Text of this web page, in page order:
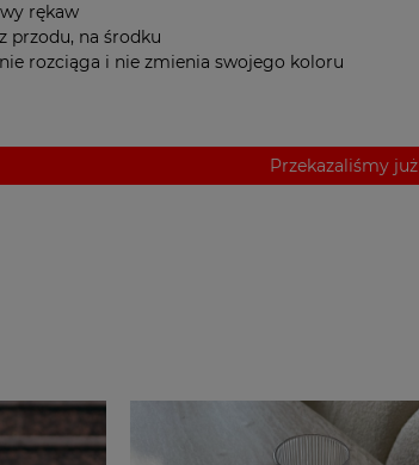
rękaw
z przodu, na środku
rozciąga i nie zmienia swojego koloru
Przekazaliśmy już